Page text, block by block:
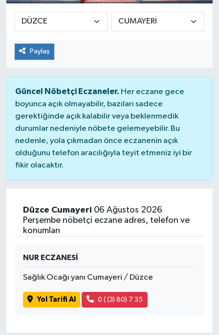
Paylaş
Güncel Nöbetçi Eczaneler. Her eczane gece
boyunca açık olmayabilir, bazıları sadece
gerektiğinde açık kalabilir veya beklenmedik
durumlar nedeniyle nöbete gelemeyebilir. Bu
nedenle, yola çıkmadan önce eczanenin açık
olduğunu telefon aracılığıyla teyit etmeniz iyi bir
fikir olacaktır.
Düzce Cumayeri 06 Ağustos 2026
Perşembe nöbetçi eczane adres, telefon ve
konumları
NUR ECZANESİ
Sağlık Ocağı yanı Cumayeri / Düzce
Yol Tarifi Al 0 ( (3) 80) 7 35